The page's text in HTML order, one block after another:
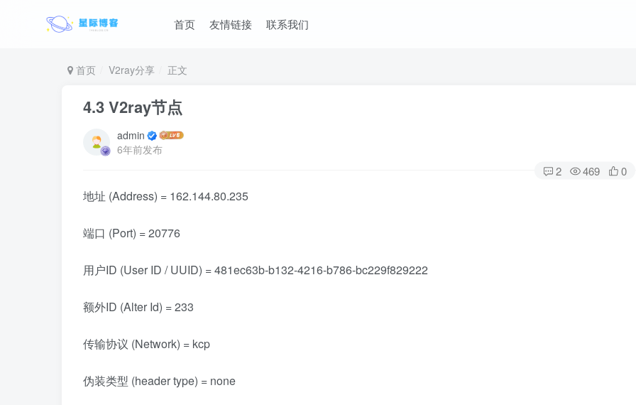
首页 友情链接 联系我们
首页 V2ray分享 正文
4.3 V2ray节点
admin
6年前发布
2 469 0
地址 (Address) = 162.144.80.235
端口 (Port) = 20776
用户ID (User ID / UUID) = 481ec63b-b132-4216-b786-bc229f829222
额外ID (Alter Id) = 233
传输协议 (Network) = kcp
伪装类型 (header type) = none